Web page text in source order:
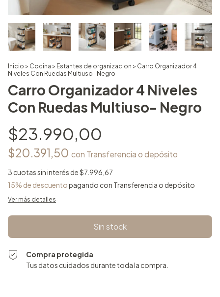
Inicio > Cocina > Estantes de organizacion > Carro Organizador 4
Niveles Con Ruedas Multiuso- Negro
Carro Organizador 4 Niveles
Con Ruedas Multiuso- Negro
$23.990,00
$20.391,50 con Transferencia o depósito
3 cuotas sin interés de$7.996,67
15% de descuentopagando con Transferencia o depósito
Ver más detalles
Compra protegida
Tus datos cuidados durante toda la compra.